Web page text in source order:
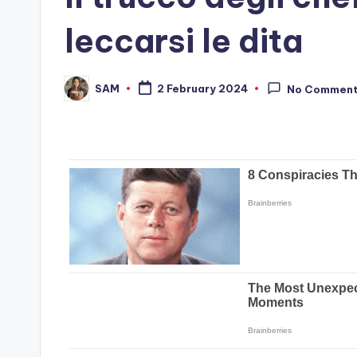
leccarsi le dita
Posted
by
SAM 2 February 2024 No